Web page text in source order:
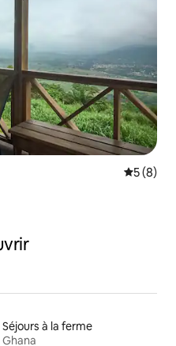
5 (8)
Séjours à la ferme
Ghana